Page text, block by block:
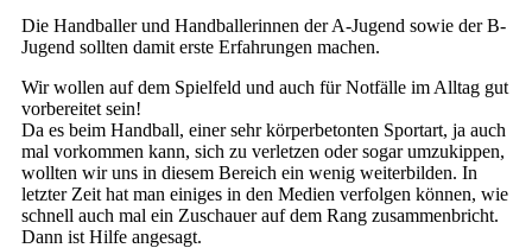
Die Handballer und Handballerinnen der A-Jugend sowie der B-
Jugend sollten damit erste Erfahrungen machen.
Wir wollen auf dem Spielfeld und auch für Notfälle im Alltag gut
vorbereitet sein!
Da es beim Handball, einer sehr körperbetonten Sportart, ja auch
mal vorkommen kann, sich zu verletzen oder sogar umzukippen,
wollten wir uns in diesem Bereich ein wenig weiterbilden. In
letzter Zeit hat man einiges in den Medien verfolgen können, wie
schnell auch mal ein Zuschauer auf dem Rang zusammenbricht.
Dann ist Hilfe angesagt.